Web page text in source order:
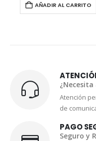
AÑADIR AL CARRITO
¿Necesita
Atención
de
PAGO
Seguro y